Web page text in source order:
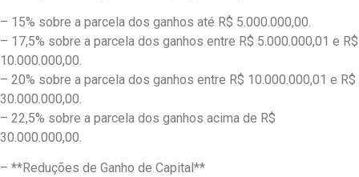
– 15% sobre a parcela dos ganhos até R$ 5.000.000,00.
– 17,5% sobre a parcela dos ganhos entre R$ 5.000.000,01 e R$
10.000.000,00.
– 20% sobre a parcela dos ganhos entre R$ 10.000.000,01 e R$
30.000.000,00.
– 22,5% sobre a parcela dos ganhos acima de R$
30.000.000,00.
– **Reduções de Ganho de Capital**